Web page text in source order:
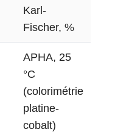
Karl-
Fischer, %
APHA, 25
°C
(colorimétrie
platine-
cobalt)